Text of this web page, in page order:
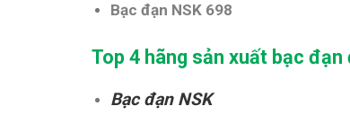
Bạc đạn NSK 698
Top 4 hãng sản xuất bạc
Bạc đạn NSK